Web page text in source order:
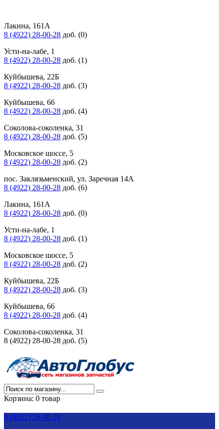
Лакина, 161А
8 (4922) 28-00-28 доб. (0)
Усти-на-лабе, 1
8 (4922) 28-00-28 доб. (1)
Куйбышева, 22Б
8 (4922) 28-00-28 доб. (3)
Куйбышева, 66
8 (4922) 28-00-28 доб. (4)
Соколова-соколенка, 31
8 (4922) 28-00-28 доб. (5)
Московское шоссе, 5
8 (4922) 28-00-28 доб. (2)
пос. Заклязьменский, ул. Заречная 14А
8 (4922) 28-00-28 доб. (6)
Лакина, 161А
8 (4922) 28-00-28 доб. (0)
Усти-на-лабе, 1
8 (4922) 28-00-28 доб. (1)
Московское шоссе, 5
8 (4922) 28-00-28 доб. (2)
Куйбышева, 22Б
8 (4922) 28-00-28 доб. (3)
Куйбышева, 66
8 (4922) 28-00-28 доб. (4)
Соколова-соколенка, 31
8 (4922) 28-00-28 доб. (5)
Корзина: 0 товар
8 (4922) 28-00-28